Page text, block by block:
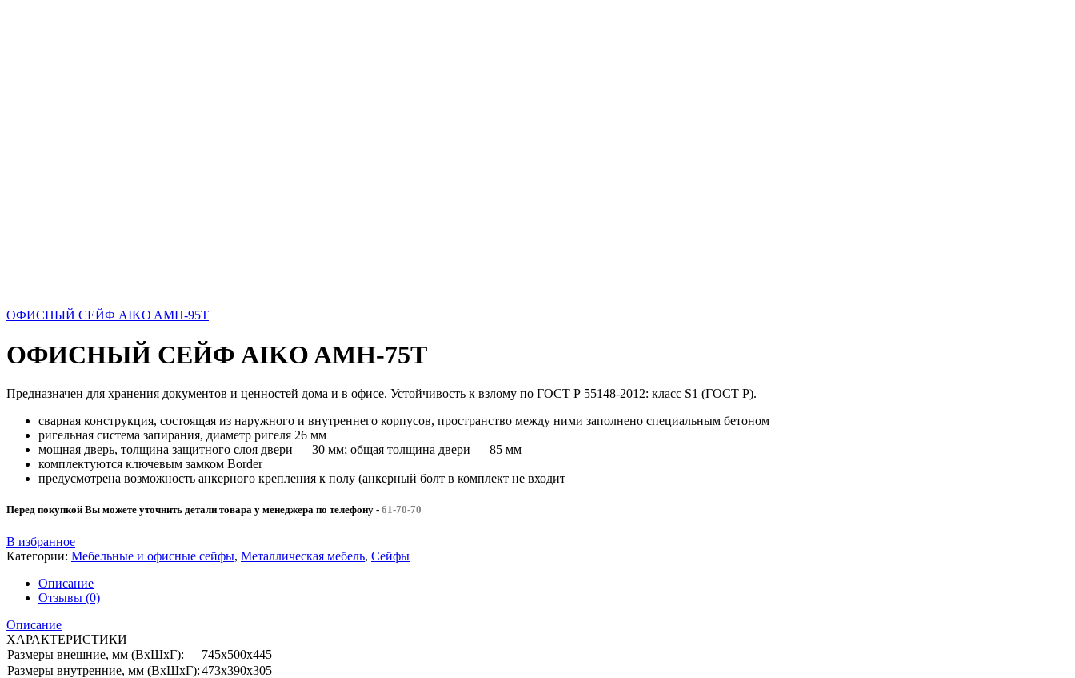
ОФИСНЫЙ СЕЙФ AIKO AMH-95T
ОФИСНЫЙ СЕЙФ AIKO AMH-75T
Предназначен для хранения документов и ценностей дома и в офисе. Устойчивость к взлому по ГОСТ Р 55148-2012: класс S1 (ГОСТ Р).
сварная конструкция, состоящая из наружного и внутреннего корпусов, пространство между ними заполнено специальным бетоном
ригельная система запирания, диаметр ригеля 26 мм
мощная дверь, толщина защитного слоя двери — 30 мм; общая толщина двери — 85 мм
комплектуются ключевым замком Border
предусмотрена возможность анкерного крепления к полу (анкерный болт в комплект не входит
Перед покупкой Вы можете уточнить детали товара у менеджера по телефону - 61-70-70
В избранное
Категории: Мебельные и офисные сейфы, Металлическая мебель, Сейфы
Описание
Отзывы (0)
Описание
ХАРАКТЕРИСТИКИ
Размеры внешние, мм (ВхШхГ):
745x500x445
Размеры внутренние, мм (ВхШхГ):473x390x305